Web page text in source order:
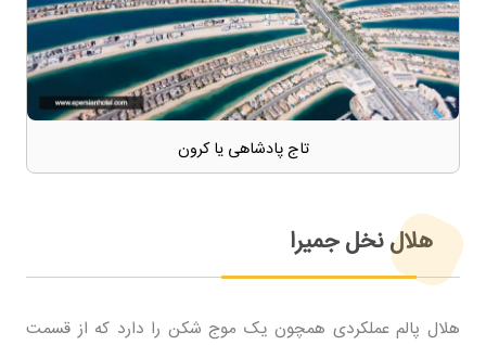
تاج پادشاهی یا کرون
هلال نخل جمیرا
هلال پالم عملکردی همچون یک موج شکن را دارد که از قسمت